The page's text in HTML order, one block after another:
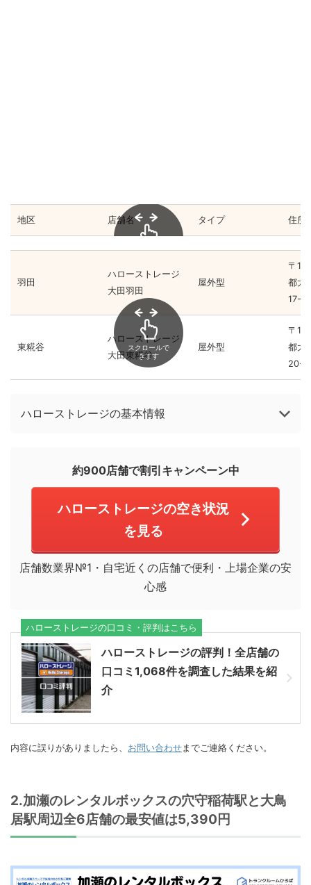
地区 店舗名 タイプ 住所
スクロールで
羽田
ハローストレージ
大田羽田
屋外型
〒
都大
17-11
東糀谷
ハローストレージ
大田東糀谷
屋外型
〒
都大
20-
スクロールで
きます
ハローストレージの基本情報
約900店舗で割引キャンペーン中
ハローストレージの空き状況
を見る
店舗数業界№1・自宅近くの店舗で便利・上場企業の安
心感
ハローストレージの評判！全店舗の
口コミ1,068件を調査した結果を紹
介
ハローストレージの口コミ・評判はこちら
内容に誤りがありましたら、 お問い合わせまでご連絡ください。
2.加瀬のレンタルボックスの穴守稲荷駅と大鳥
居駅周辺全6店舗の最安値は5,390円